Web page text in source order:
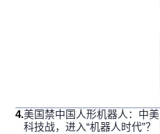
4.美国禁中国人形机器人：中美
科技战，进入“机器人时代”？